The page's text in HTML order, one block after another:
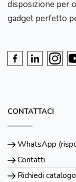
disposizione per
gadget perfetto
CONTATTACI
WhatsApp
Contatti
Richiedi